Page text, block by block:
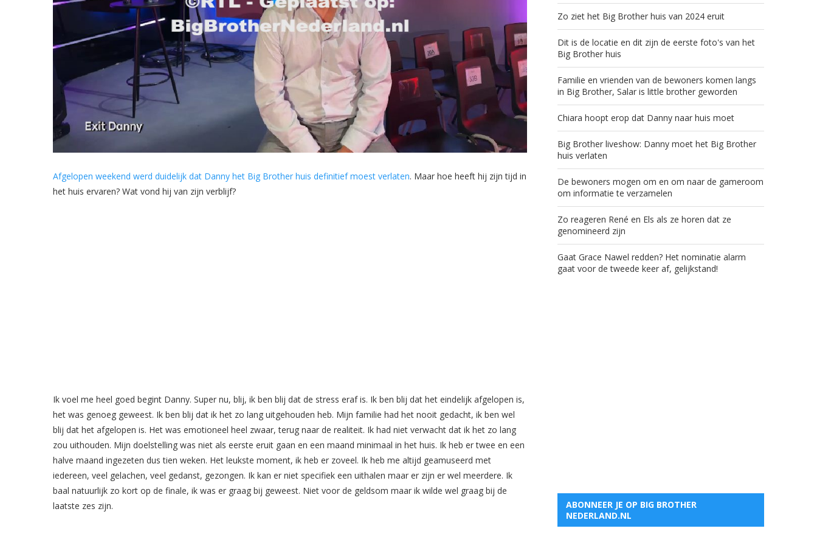
Afgelopen weekend werd duidelijk dat Danny het Big Brother huis definitief moest verlaten. Maar hoe heeft hij zijn tijd in
het huis ervaren? Wat vond hij van zijn verblijf?
Ik voel me heel goed begint Danny. Super nu, blij, ik ben blij dat de stress eraf is. Ik ben blij dat het eindelijk afgelopen is,
het was genoeg geweest. Ik ben blij dat ik het zo lang uitgehouden heb. Mijn familie had het nooit gedacht, ik ben wel
blij dat het afgelopen is. Het was emotioneel heel zwaar, terug naar de realiteit. Ik had niet verwacht dat ik het zo lang
zou uithouden. Mijn doelstelling was niet als eerste eruit gaan en een maand minimaal in het huis. Ik heb er twee en een
halve maand ingezeten dus tien weken. Het leukste moment, ik heb er zoveel. Ik heb me altijd geamuseerd met
iedereen, veel gelachen, veel gedanst, gezongen. Ik kan er niet specifiek een uithalen maar er zijn er wel meerdere. Ik
baal natuurlijk zo kort op de finale, ik was er graag bij geweest. Niet voor de geldsom maar ik wilde wel graag bij de
laatste zes zijn.
Zo ziet het Big Brother huis van 2024 eruit
Dit is de locatie en dit zijn de eerste foto's van het
Big Brother huis
Familie en vrienden van de bewoners komen langs
in Big Brother, Salar is little brother geworden
Chiara hoopt erop dat Danny naar huis moet
Big Brother liveshow: Danny moet het Big Brother
huis verlaten
De bewoners mogen om en om naar de gameroom
om informatie te verzamelen
Zo reageren René en Els als ze horen dat ze
genomineerd zijn
Gaat Grace Nawel redden? Het nominatie alarm
gaat voor de tweede keer af, gelijkstand!
ABONNEER JE OP BIG BROTHER
NEDERLAND.NL